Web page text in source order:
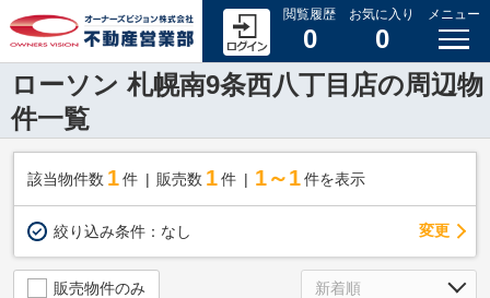
閲覧履歴
0
お気に入り
0
メニュー
ローソン 札幌南9条西八丁目店の周辺物
件一覧
該当物件数 1件 販売数 1 件 1～1 件を表示
絞り込み条件： なし 変更
販売物件のみ